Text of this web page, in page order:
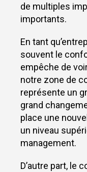
de multiples
importants.
En tant
souvent le
empêche de
notre zone de
représente un
grand
place une
un niveau
management.
D’autre part, le